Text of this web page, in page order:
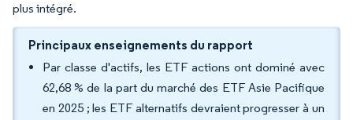
plus intégré.
Principaux enseignements du rapport
Par classe d'actifs, les ETF actions ont dominé avec
62,68 % de la part du marché des ETF Asie Pacifique
en 2025 ; les ETF alternatifs devraient progresser à un